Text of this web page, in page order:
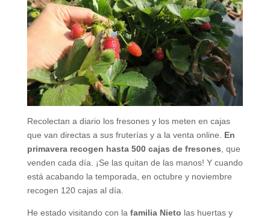
Recolectan a diario los fresones y los meten en cajas
que van directas a sus fruterías y a la venta online. En
primavera recogen hasta 500 cajas de fresones , que
venden cada día. ¡Se las quitan de las manos! Y cuando
está acabando la temporada, en octubre y noviembre
recogen 120 cajas al día.
He estado visitando con la familia Nieto las huertas y